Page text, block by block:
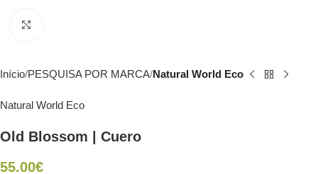
Início PESQUISA POR MARCA Natural World Eco
Natural World Eco
Old Blossom | Cuero
55.00€